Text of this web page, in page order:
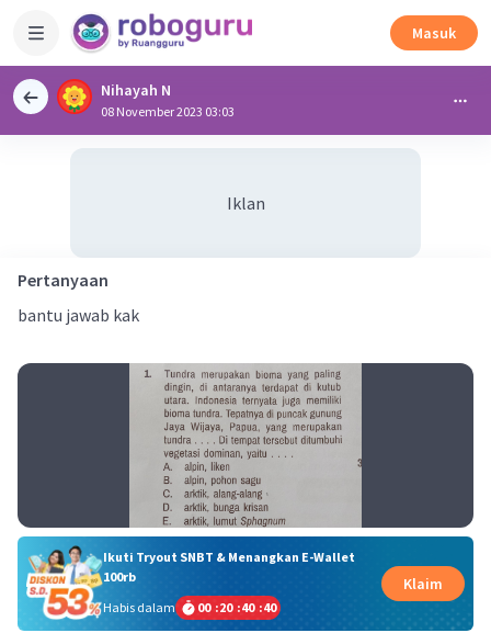
Masuk
Nihayah N
08 November 2023 03:03
Iklan
Pertanyaan
bantu jawab kak
Ikuti Tryout SNBT & Menangkan E-Wallet
100rb
Habis dalam
00 :20 :40 :40
Klaim